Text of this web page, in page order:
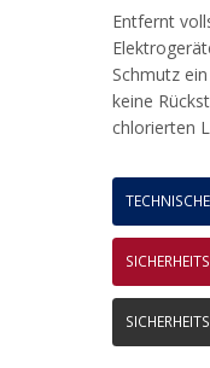
Entfernt
Schmutz
keine
chlorierten